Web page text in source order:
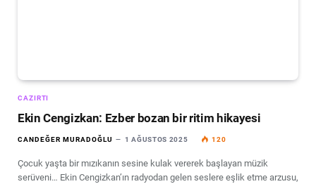
CAZIRTI
Ekin Cengizkan: Ezber bozan bir ritim hikayesi
CANDEĞER MURADOĞLU 1 AĞUSTOS 2025 120
Çocuk yaşta bir mızıkanın sesine kulak vererek başlayan müzik
serüveni… Ekin Cengizkan’ın radyodan gelen seslere eşlik etme arzusu,